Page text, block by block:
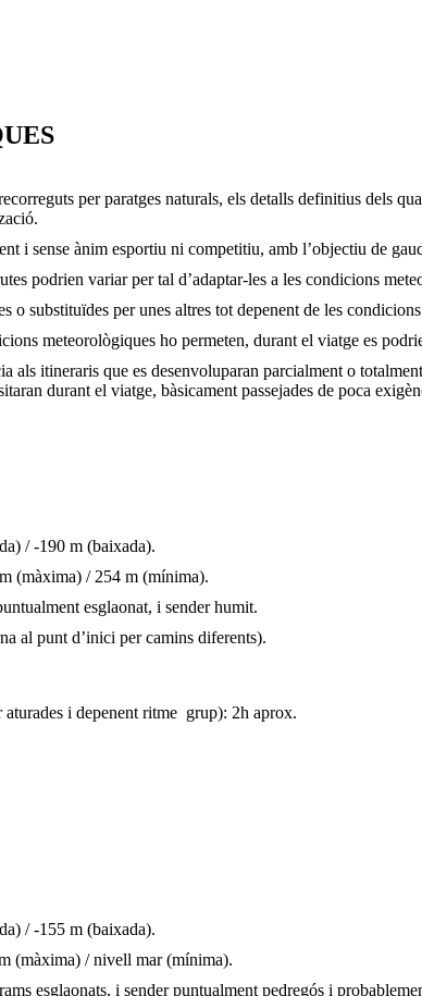
per paratges naturals, els detalls definitius dels
i sense ànim esportiu ni competitiu, amb l’objectiu de
podrien variar per tal d’adaptar-les a les condicions
o substituïdes per unes altres tot depenent de les
meteorològiques ho permeten, durant el viatge es
als itineraris que es desenvoluparan parcialment o
durant el viatge, bàsicament passejades de poca
/ -190 m (baixada).
(màxima) / 254 m (mínima).
esglaonat, i sender humit.
al punt d’inici per camins diferents).
aturades i depenent ritme grup): 2h aprox.
/ -155 m (baixada).
(màxima) / nivell mar (mínima).
esglaonats, i sender puntualment pedregós i